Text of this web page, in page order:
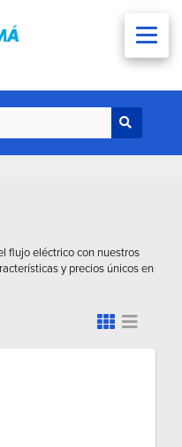
flujo eléctrico con nuestros
y precios únicos en